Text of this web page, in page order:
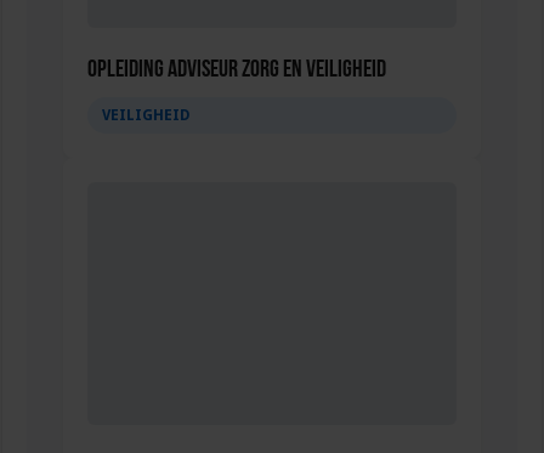
Opleiding Adviseur zorg en veiligheid
VEILIGHEID